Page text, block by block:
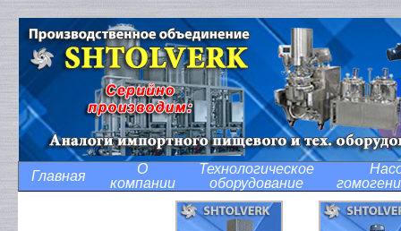
Главная
О
компании
Технологическое
оборудование